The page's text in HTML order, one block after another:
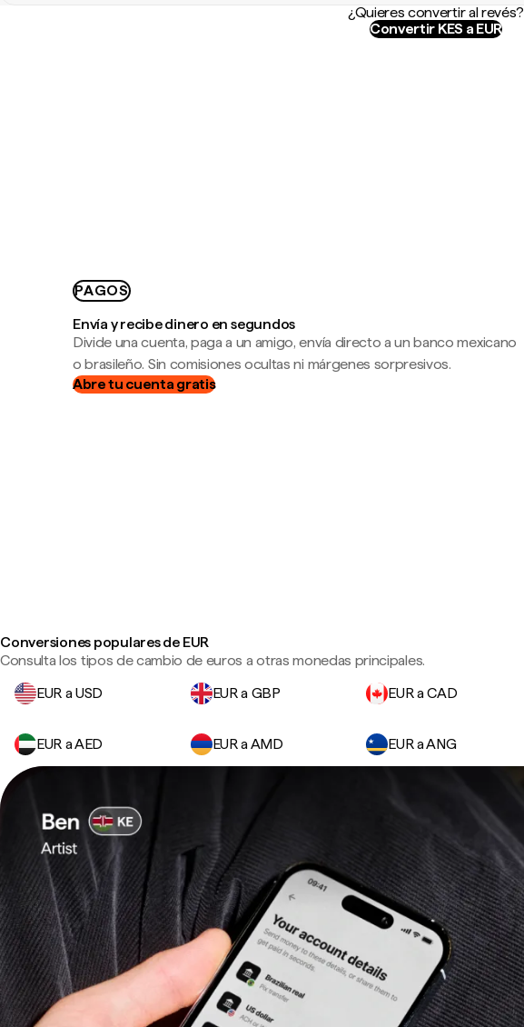
¿Quieres convertir al revés?
Convertir KES a EUR
PAGOS
Envía y recibe dinero en segundos
Divide una cuenta, paga a un amigo, envía directo a un banco mexicano
o brasileño. Sin comisiones ocultas ni márgenes sorpresivos.
Abre tu cuenta gratis
Conversiones populares de EUR
Consulta los tipos de cambio de euros a otras monedas principales.
EUR a USD
EUR a GBP EUR a CAD
EUR a AED EUR a AMD EUR a ANG